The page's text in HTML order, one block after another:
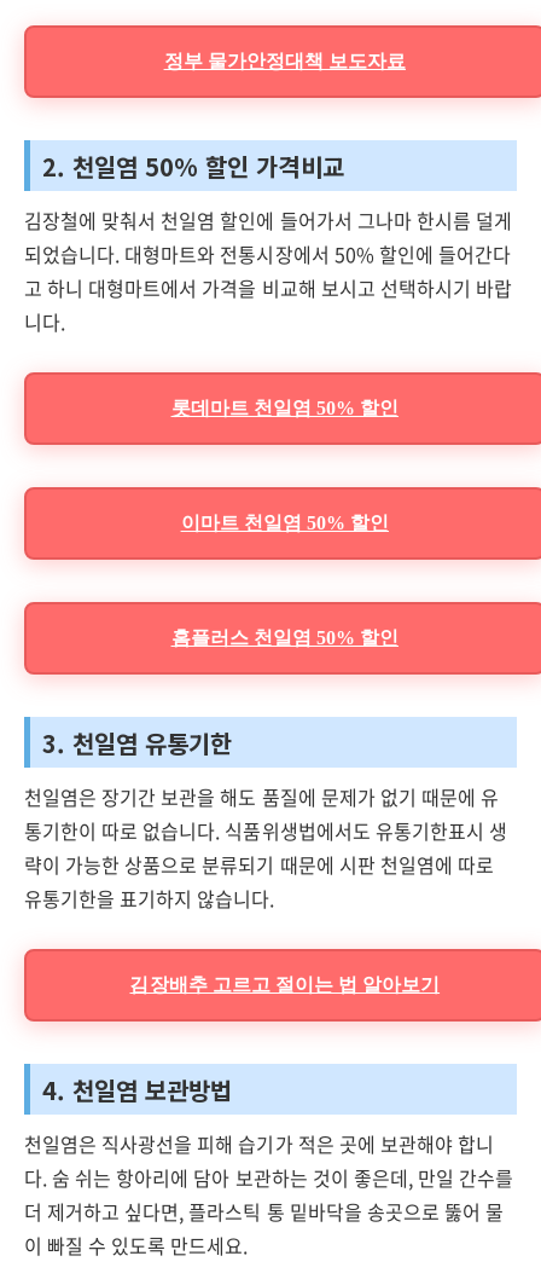
정부 물가안정대책 보도자료
2. 천일염 50% 할인 가격비교
김장철에 맞춰서 천일염 할인에 들어가서 그나마 한시름 덜게
되었습니다. 대형마트와 전통시장에서 50% 할인에 들어간다
고 하니 대형마트에서 가격을 비교해 보시고 선택하시기 바랍
니다.
롯데마트 천일염 50% 할인
이마트 천일염 50% 할인
홈플러스 천일염 50% 할인
3. 천일염 유통기한
천일염은 장기간 보관을 해도 품질에 문제가 없기 때문에 유
통기한이 따로 없습니다. 식품위생법에서도 유통기한표시 생
략이 가능한 상품으로 분류되기 때문에 시판 천일염에 따로
유통기한을 표기하지 않습니다.
김장배추 고르고 절이는 법 알아보기
4. 천일염 보관방법
천일염은 직사광선을 피해 습기가 적은 곳에 보관해야 합니
다. 숨 쉬는 항아리에 담아 보관하는 것이 좋은데, 만일 간수를
더 제거하고 싶다면, 플라스틱 통 밑바닥을 송곳으로 뚫어 물
이 빠질 수 있도록 만드세요.